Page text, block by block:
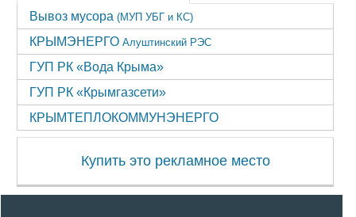
Вывоз мусора (МУП УБГ и КС)
КРЫМЭНЕРГО Алуштинский РЭС
ГУП РК «Вода Крыма»
ГУП РК «Крымгазсети»
КРЫМТЕПЛОКОММУНЭНЕРГО
Купить это рекламное место